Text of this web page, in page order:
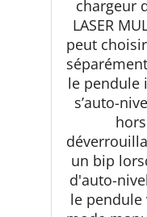
chargeur
LASER
peut
le pendule
s’auto-
un bip
d'auto-
le pendule